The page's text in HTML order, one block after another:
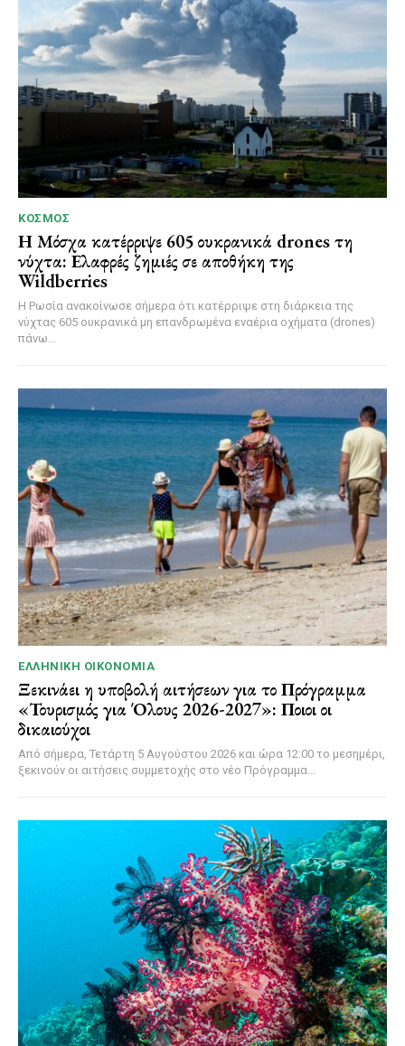
ΚΌΣΜΟΣ
Η Μόσχα κατέρριψε 605 ουκρανικά drones τη
νύχτα: Ελαφρές ζημιές σε αποθήκη της
Wildberries
Η Ρωσία ανακοίνωσε σήμερα ότι κατέρριψε στη διάρκεια της
νύχτας 605 ουκρανικά μη επανδρωμένα εναέρια οχήματα (drones)
πάνω...
ΕΛΛΗΝΙΚΉ ΟΙΚΟΝΟΜΊΑ
Ξεκινάει η υποβολή αιτήσεων για το Πρόγραμμα
«Τουρισμός για Όλους 2026-2027»: Ποιοι οι
δικαιούχοι
Από σήμερα, Τετάρτη 5 Αυγούστου 2026 και ώρα 12:00 το μεσημέρι,
ξεκινούν οι αιτήσεις συμμετοχής στο νέο Πρόγραμμα...